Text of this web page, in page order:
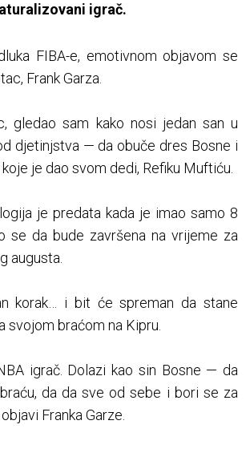
igrač.
FIBA-e, emotivnom objavom se
Frank Garza.
gledao sam kako nosi jedan san u
djetinjstva — da obuče dres Bosne i
je dao svom dedi, Refiku Muftiću.
je predata kada je imao samo 8
se da bude završena na vrijeme za
augusta.
korak… i bit će spreman da stane
svojom braćom na Kipru.
igrač. Dolazi kao sin Bosne — da
da da sve od sebe i bori se za
Franka Garze.